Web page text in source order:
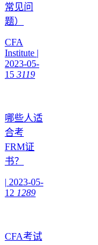
常见问
题）
CFA
Institute |
2023-05-
15 3119
哪些人适
合考
FRM证
书？
| 2023-05-
12 1289
CFA考试